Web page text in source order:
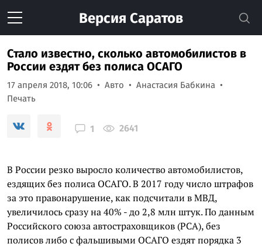
Версия Саратов
Стало известно, сколько автомобилистов в
России ездят без полиса ОСАГО
17 апреля 2018, 10:06 Авто
Анастасия Бабкина
Печать
1 2641
В России резко выросло количество автомобилистов,
ездящих без полиса ОСАГО. В 2017 году число штрафов
за это правонарушение, как подсчитали в МВД,
увеличилось сразу на 40% - до 2,8 млн штук. По данным
Российского союза автостраховщиков (РСА), без
полисов либо с фальшивыми ОСАГО ездят порядка 3